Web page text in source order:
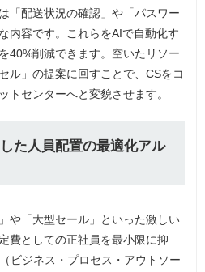
「配送状況の確認」や「パスワー
内容です。これらをAIで自動化す
40%削減できます。空いたリソー
ル」の提案に回すことで、CSをコ
トセンターへと変貌させます。
た人員配置の最適化アル
や「大型セール」といった激しい
費としての正社員を最小限に抑
ビジネス・プロセス・アウトソー